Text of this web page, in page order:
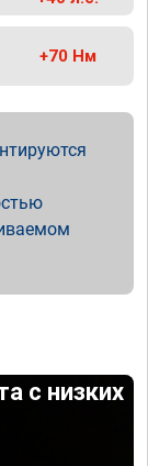
+70 Нм
с низких